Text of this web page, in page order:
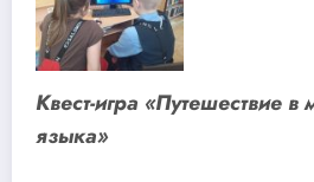
Квест-игра «Путешествие в
языка»